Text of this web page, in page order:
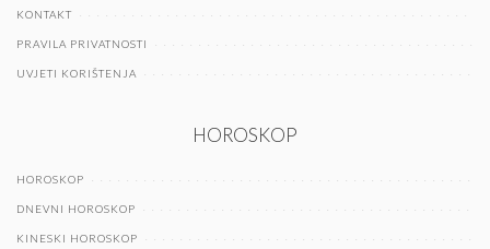
KONTAKT
PRAVILA PRIVATNOSTI
UVJETI KORIŠTENJA
HOROSKOP
HOROSKOP
DNEVNI HOROSKOP
KINESKI HOROSKOP